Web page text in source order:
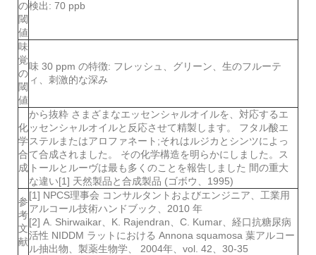
の
閾
値
検出: 70 ppb
味
覚
の
閾
値
味 30 ppm の特徴: フレッシュ、グリーン、生のフルーテ
ィ、刺激的な深み
化
学
合
成
から抜粋 さまざまなエッセンシャルオイルを、対応するエ
ッセンシャルオイルと反応させて精製します。 フタル酸エ
ステルまたはアロファネート;それはルジカとシンツによっ
て合成されました。 その化学構造を明らかにしました。ス
トールとルーヴは最も多くのことを報告しました 間の重大
な違い[1] 天然製品と合成製品 (ゴボウ、1995)
参
考
文
献
[1] NPCS理事会 コンサルタントおよびエンジニア、工業用
アルコール技術ハンドブック、2010 年
[2] A. Shirwaikar、K. Rajendran、C. Kumar、経口抗糖尿病
活性 NIDDM ラットにおける Annona squamosa 葉アルコー
ル抽出物、製薬生物学、 2004年、vol. 42、30-35